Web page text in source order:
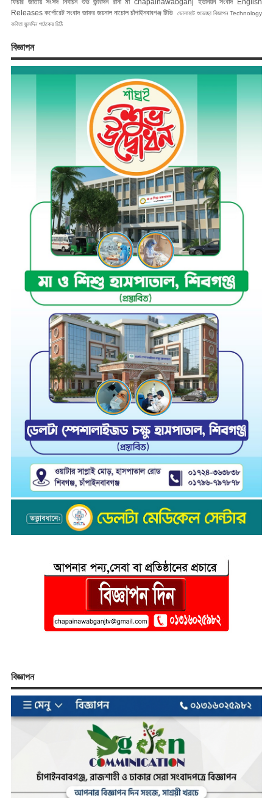
ফিচার জাতীয় সংসদ নির্বাচন শুভ জন্মদিন রানী মা chapainawabganj ইউনিয়ন সংবাদ
English
Releases কর্পোরেট সংবাদ জাফর জয়নাল নাচোল চাঁপাইনবাবগঞ্জ টিভি ভোলাহাট শুভেচ্ছা বিজ্ঞাপন Technology
কবিতা জন্মদিন পাঠকের চিঠি
বিজ্ঞাপন
বিজ্ঞাপন